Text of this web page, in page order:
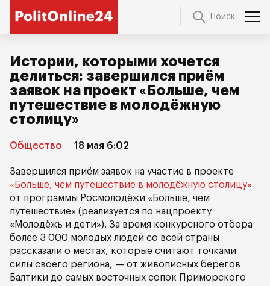
Поиск
Истории, которыми хочется
делиться: завершился приём
заявок на проект «Больше, чем
путешествие в молодёжную
столицу»
Общество 18 мая 6:02
Завершился приём заявок на участие в проекте
«Больше, чем путешествие в молодёжную столицу»
от программы Росмолодёжи «Больше, чем
путешествие» (реализуется по нацпроекту
«Молодёжь и дети»). За время конкурсного отбора
более 3 000 молодых людей со всей страны
рассказали о местах, которые считают точками
силы своего региона, — от живописных берегов
Балтики до самых восточных сопок Приморского